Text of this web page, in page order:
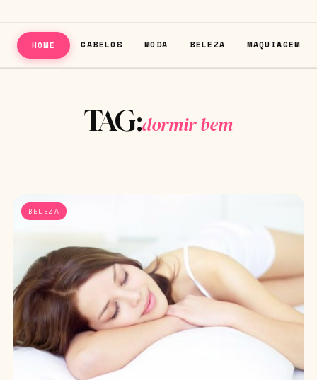
HOME CABELOS MODA BELEZA MAQUIAGEM
TAG:dormir bem
BELEZA